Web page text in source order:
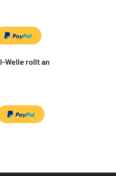
Welle rollt an